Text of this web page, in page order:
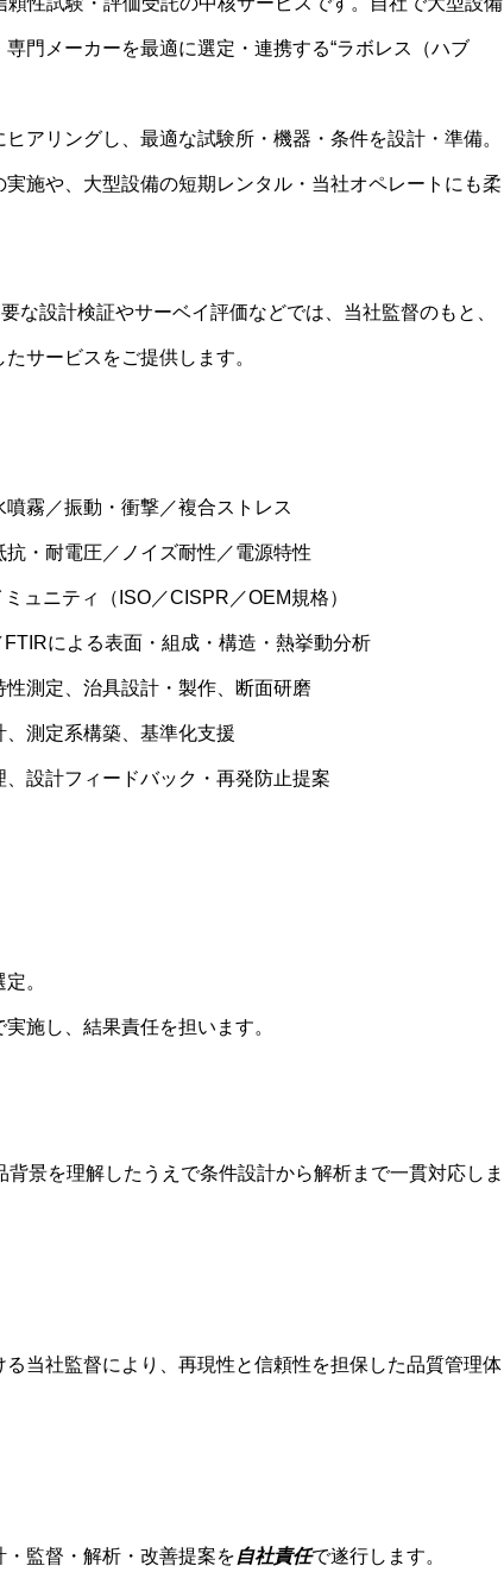
門メーカーを最適に選定・連携する“ラボレス（ハブ
アリングし、最適な試験所・機器・条件を設計・準備。
施や、大型設備の短期レンタル・当社オペレートにも柔
な設計検証やサーベイ評価などでは、当社監督のもと、
サービスをご提供します。
霧／振動・衝撃／複合ストレス
抗・耐電圧／ノイズ耐性／電源特性
ュニティ（ISO／CISPR／OEM規格）
による表面・組成・構造・熱挙動分析
性測定、治具設計・製作、断面研磨
測定系構築、基準化支援
、設計フィードバック・再発防止提案
。
施し、結果責任を担います。
景を理解したうえで条件設計から解析まで一貫対応しま
当社監督により、再現性と信頼性を担保した品質管理体
監督・解析・改善提案を自社責任で遂行します。